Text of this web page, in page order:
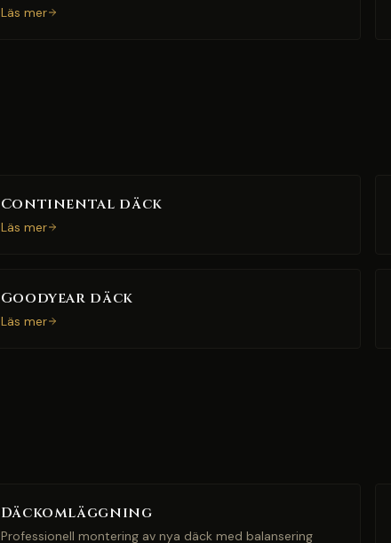
Läs mer
Continental däck
Läs mer
Goodyear däck
Läs mer
Däckomläggning
Professionell montering av nya däck med balansering